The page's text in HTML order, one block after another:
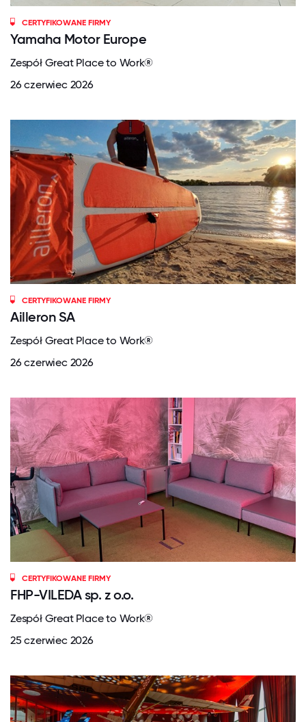
CERTYFIKOWANE FIRMY
Yamaha Motor Europe
Zespół Great Place to Work®
26 czerwiec 2026
CERTYFIKOWANE FIRMY
Ailleron SA
Zespół Great Place to Work®
26 czerwiec 2026
CERTYFIKOWANE FIRMY
FHP-VILEDA sp. z o.o.
Zespół Great Place to Work®
25 czerwiec 2026